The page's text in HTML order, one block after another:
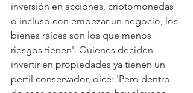
inversión en acciones, criptomonedas
o incluso con empezar un negocio, los
bienes raíces son los que menos
riesgos tienen'. Quienes deciden
invertir en propiedades ya tienen un
perfil conservador, dice: 'Pero dentro